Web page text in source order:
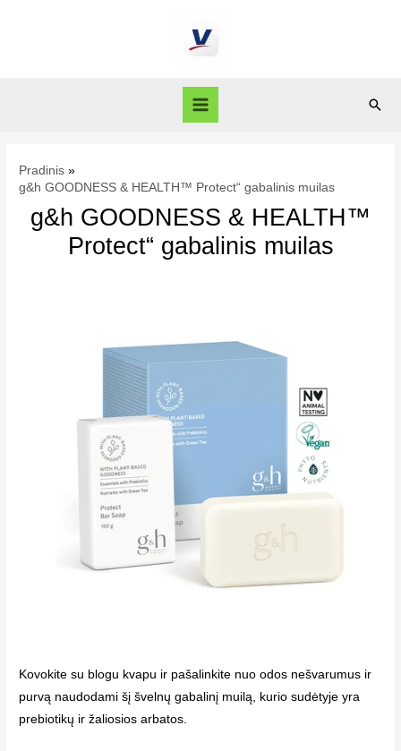
Pradinis
g&h GOODNESS & HEALTH™ Protect“ gabalinis muilas
g&h GOODNESS & HEALTH™
Protect“ gabalinis muilas
Kovokite su blogu kvapu ir pašalinkite nuo odos nešvarumus ir
purvą naudodami šį švelnų gabalinį muilą, kurio sudėtyje yra
prebiotikų ir žaliosios arbatos.